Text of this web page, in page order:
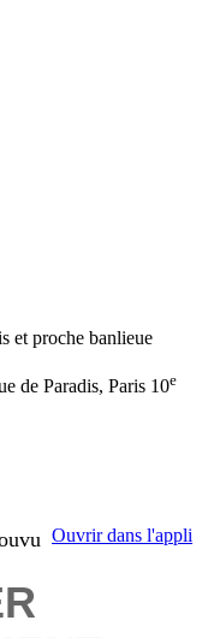
et proche banlieue
de Paradis, Paris 10e
Ouvrir dans l'appli